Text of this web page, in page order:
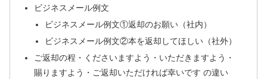
ビジネスメール例文
ビジネスメール例文①返却のお願い（社内）
ビジネスメール例文②本を返却してほしい（社外）
ご返却の程・くださいますよう・いただきますよう・
賜りますよう・ご返却いただければ幸いです の違い